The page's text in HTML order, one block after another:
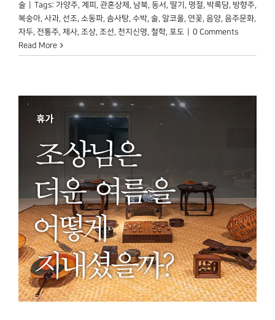
술
Tags: 가양주, 계피 , 관혼상제 , 남북, 동서 , 딸기 , 명절, 박록담, 방향주,
복숭아, 사과, 선조, 소동파, 솜사탕, 수박, 술, 알코올, 연꽃, 음양, 음주문화,
자두, 전통주, 제사, 조상, 조선, 천지신명, 철학, 포도
0 Comments
Read More